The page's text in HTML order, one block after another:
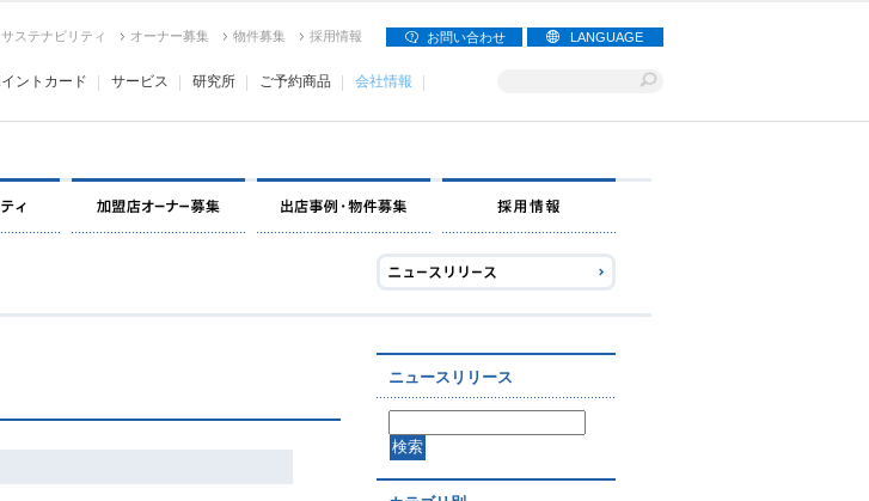
サステナビリティ オーナー募集 物件募集 採用情報 お問い合わせ LANGUAGE
ントカード サービス 研究所 ご予約商品 会社情報
ニュースリリース